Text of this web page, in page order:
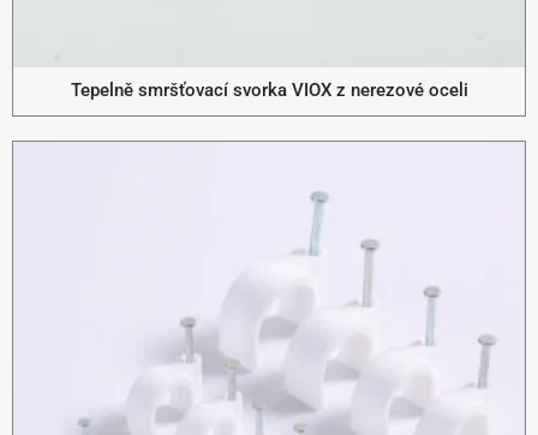
Tepelně smršťovací svorka VIOX z nerezové oceli